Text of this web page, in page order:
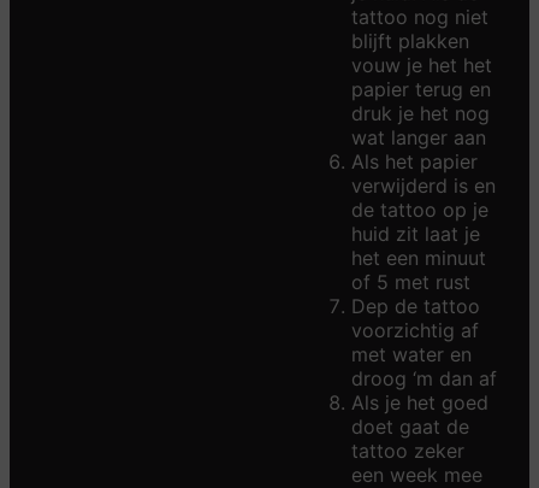
tattoo nog niet
blijft plakken
vouw je het het
papier terug en
druk je het nog
wat langer aan
Als het papier
verwijderd is en
de tattoo op je
huid zit laat je
het een minuut
of 5 met rust
Dep de tattoo
voorzichtig af
met water en
droog ‘m dan af
Als je het goed
doet gaat de
tattoo zeker
een week mee